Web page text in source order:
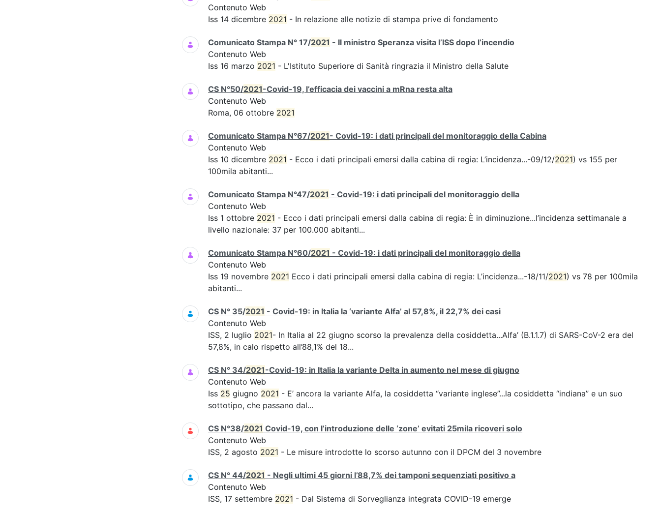
Contenuto Web
Iss 14 dicembre 2021 - In relazione alle notizie di stampa prive di fondamento
Comunicato Stampa N° 17/2021 - Il ministro Speranza visita l’ISS dopo l’incendio
Contenuto Web
Iss 16 marzo 2021 - L'Istituto Superiore di Sanità ringrazia il Ministro della Salute
CS N°50/2021-Covid-19, l’efficacia dei vaccini a mRna resta alta
Contenuto Web
Roma, 06 ottobre 2021
Comunicato Stampa N°67/2021- Covid-19: i dati principali del monitoraggio della Cabina
Contenuto Web
Iss 10 dicembre 2021 - Ecco i dati principali emersi dalla cabina di regia: L’incidenza...-09/12/2021) vs 155 per
100mila abitanti...
Comunicato Stampa N°47/2021 - Covid-19: i dati principali del monitoraggio della
Contenuto Web
Iss 1 ottobre 2021 - Ecco i dati principali emersi dalla cabina di regia: È in diminuzione...l’incidenza settimanale a
livello nazionale: 37 per 100.000 abitanti...
Comunicato Stampa N°60/2021 - Covid-19: i dati principali del monitoraggio della
Contenuto Web
Iss 19 novembre 2021 Ecco i dati principali emersi dalla cabina di regia: L’incidenza...-18/11/2021) vs 78 per 100mila
abitanti...
CS N° 35/2021 - Covid-19: in Italia la ‘variante Alfa’ al 57,8%, il 22,7% dei casi
Contenuto Web
ISS, 2 luglio 2021- In Italia al 22 giugno scorso la prevalenza della cosiddetta...Alfa’ (B.1.1.7) di SARS-CoV-2 era del
57,8%, in calo rispetto all’88,1% del 18...
CS N° 34/2021-Covid-19: in Italia la variante Delta in aumento nel mese di giugno
Contenuto Web
Iss 25 giugno 2021 - E’ ancora la variante Alfa, la cosiddetta “variante inglese”...la cosiddetta “indiana” e un suo
sottotipo, che passano dal...
CS N°38/2021 Covid-19, con l’introduzione delle ‘zone’ evitati 25mila ricoveri solo
Contenuto Web
ISS, 2 agosto 2021 - Le misure introdotte lo scorso autunno con il DPCM del 3 novembre
CS N° 44/2021 - Negli ultimi 45 giorni l’88,7% dei tamponi sequenziati positivo a
Contenuto Web
ISS, 17 settembre 2021 - Dal Sistema di Sorveglianza integrata COVID-19 emerge